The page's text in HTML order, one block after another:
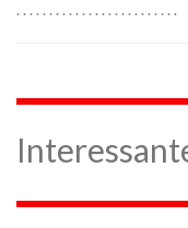
. . . . . . . . . . . . . . . . . . . . . . . . .